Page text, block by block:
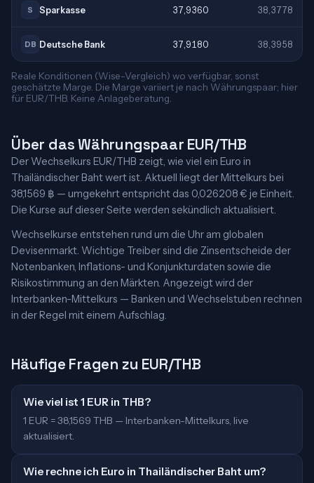
S Sparkasse 37,9360 38,3778
DB Deutsche Bank 37,9180 38,3958
Reale Konditionen (Wise-Vergleich) wo verfügbar, sonst
geschätzte Marge. Die Marge variiert je nach Währungspaar; hier
für EUR/THB. Keine Anlageberatung.
Über das Währungspaar EUR/THB
Der Wechselkurs EUR/THB zeigt, wie viel ein Euro in
Thailändischer Baht wert ist. Aktuell liegt der Mittelkurs bei
38,1569 ฿ — umgekehrt entspricht das 0,026208 € je Einheit.
Die Kurse auf dieser Seite werden sekündlich aktualisiert.
Wechselkurse entstehen rund um die Uhr am globalen
Devisenmarkt. Wichtige Treiber sind die Zinsentscheide der
Notenbanken, Inflations- und Konjunkturdaten sowie die
Risikostimmung an den Märkten. Angezeigt wird der
Interbanken-Mittelkurs — Banken und Wechselstuben rechnen
in der Regel mit einem Aufschlag.
Häufige Fragen zu EUR/THB
Wie viel ist 1 EUR in THB?
1 EUR = 38,1569 THB — Interbanken-Mittelkurs, live
aktualisiert.
Wie rechne ich Euro in Thailändischer Baht um?